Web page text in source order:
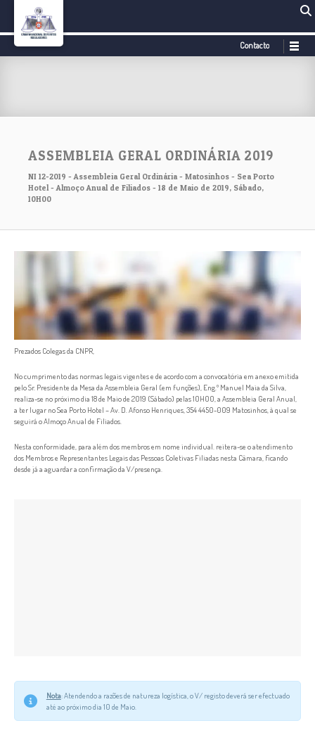
Contacto
ASSEMBLEIA GERAL ORDINÁRIA 2019
NI 12-2019 - Assembleia Geral Ordinária - Matosinhos - Sea Porto
Hotel - Almoço Anual de Filiados - 18 de Maio de 2019, Sábado,
10H00
Prezados Colegas da CNPR,
No cumprimento das normas legais vigentes e de acordo com a convocatória em anexo emitida
pelo Sr. Presidente da Mesa da Assembleia Geral (em funções), Eng.º Manuel Maia da Silva,
realiza-se no próximo dia 18 de Maio de 2019 (Sábado) pelas 10H00, a Assembleia Geral Anual,
a ter lugar no Sea Porto Hotel – Av. D. Afonso Henriques, 354 4450-009 Matosinhos, à qual se
seguirá o Almoço Anual de Filiados.
Nesta conformidade, para além dos membros em nome individual. reitera-se o atendimento
dos Membros e Representantes Legais das Pessoas Coletivas Filiadas nesta Câmara, ficando
desde já a aguardar a confirmação da V/presença.
Nota: Atendendo a razões de natureza logística, o V/ registo deverá ser efectuado
até ao próximo dia 10 de Maio.